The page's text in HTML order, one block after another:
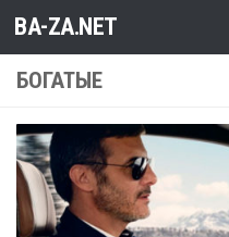
Перейти к содержимому
BA-ZA.NET
БОГАТЫЕ